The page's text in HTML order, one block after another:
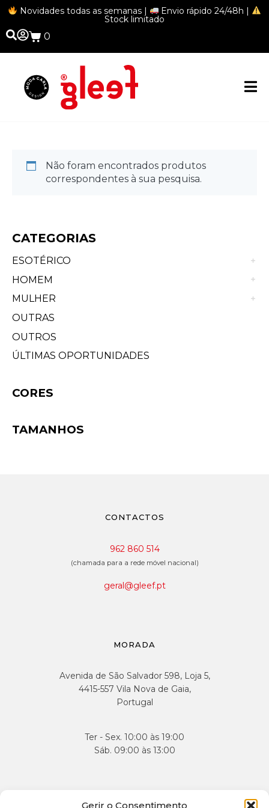
Gerir o Consentimento
Novidades todas as semanas | Envio rápido 24/48h |
Stock limitado
0
Não foram encontrados produtos
correspondentes à sua pesquisa.
CATEGORIAS
ESOTÉRICO
HOMEM
MULHER
OUTRAS
OUTROS
ÚLTIMAS OPORTUNIDADES
CORES
TAMANHOS
CONTACTOS
962 860 514
(chamada para a rede móvel nacional)
geral@gleef.pt
MORADA
Avenida de São Salvador 598, Loja 5,
4415-557 Vila Nova de Gaia,
Portugal
Ter - Sex. 10:00 às 19:00
Sáb. 09:00 às 13:00
APOIO AO CLIENTE